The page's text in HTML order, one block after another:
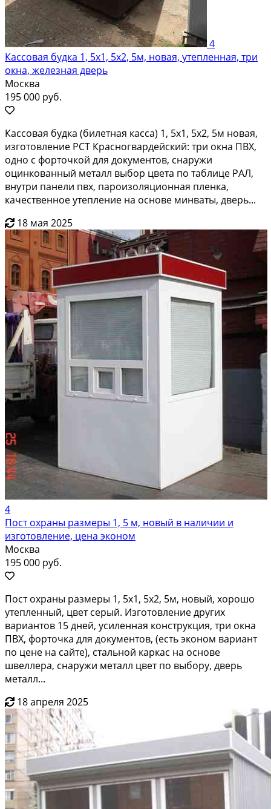
4
Кассовая будка 1, 5х1, 5х2, 5м, новая, утепленная, три
окна, железная дверь
Москва
195 000 руб.
Кассовая будка (билетная касса) 1, 5х1, 5х2, 5м новая,
изготовление РСТ Красногвардейский: три окна ПВХ,
одно с форточкой для документов, снаружи
оцинкованный металл выбор цвета по таблице РАЛ,
внутри панели пвх, пароизоляционная пленка,
качественное утепление на основе минваты, дверь...
18 мая 2025
4
Пост охраны размеры 1, 5 м, новый в наличии и
изготовление, цена эконом
Москва
195 000 руб.
Пост охраны размеры 1, 5х1, 5х2, 5м, новый, хорошо
утепленный, цвет серый. Изготовление других
вариантов 15 дней, усиленная конструкция, три окна
ПВХ, форточка для документов, (есть эконом вариант
по цене на сайте), стальной каркас на основе
швеллера, снаружи металл цвет по выбору, дверь
металл...
18 апреля 2025